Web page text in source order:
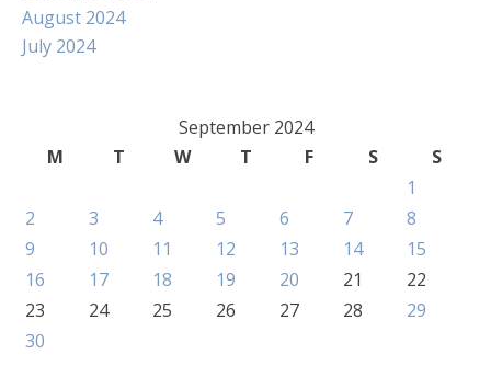
August 2024
July 2024
September 2024
M
T W T F S
S
1
2
3 4 5 6 7
8
9
10 11 12 13 14
15
16
17 18 19 20 21
22
23
24 25 26 27 28
29
30